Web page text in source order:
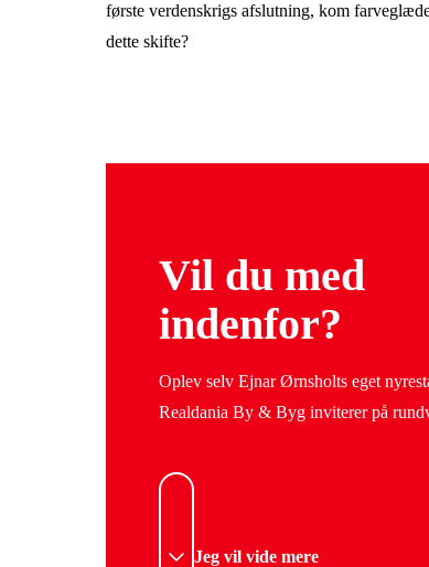
første verdenskrigs afslutning, kom
dette skifte?
Vil du med
indenfor?
Oplev selv Ejnar Ørnsholts eget
Realdania By & Byg inviterer på
Jeg vil vide mere